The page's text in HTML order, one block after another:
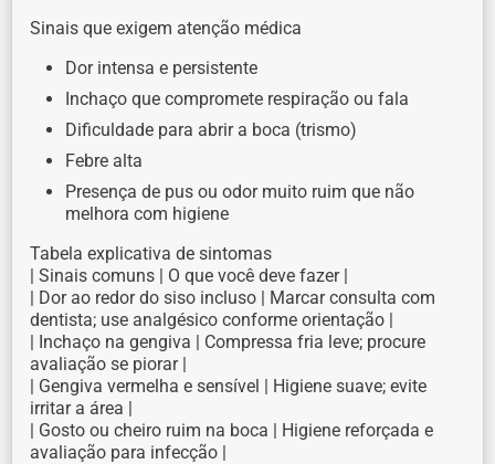
Sinais que exigem atenção médica
Dor intensa e persistente
Inchaço que compromete respiração ou fala
Dificuldade para abrir a boca (trismo)
Febre alta
Presença de pus ou odor muito ruim que não
melhora com higiene
Tabela explicativa de sintomas
| Sinais comuns | O que você deve fazer |
| Dor ao redor do siso incluso | Marcar consulta com
dentista; use analgésico conforme orientação |
| Inchaço na gengiva | Compressa fria leve; procure
avaliação se piorar |
| Gengiva vermelha e sensível | Higiene suave; evite
irritar a área |
| Gosto ou cheiro ruim na boca | Higiene reforçada e
avaliação para infecção |